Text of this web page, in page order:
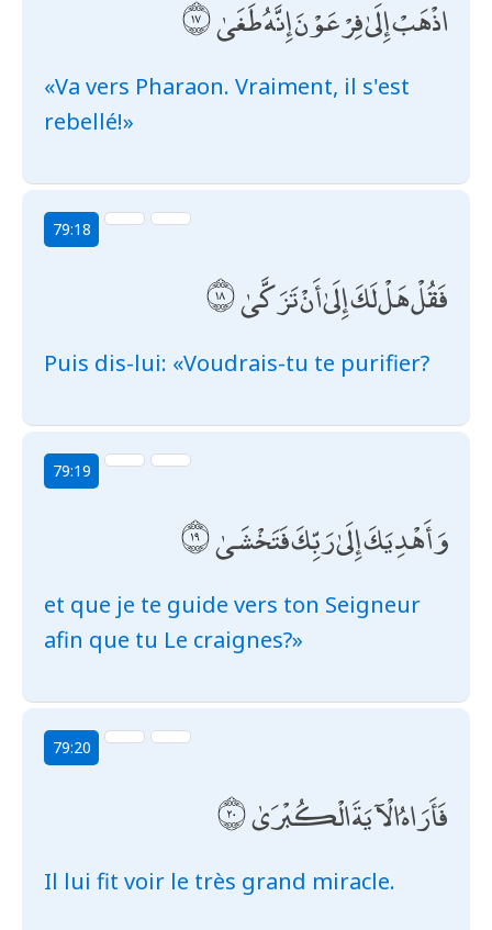
اذْهَبْ إِلَىٰ فِرْعَوْنَ إِنَّهُ طَغَىٰ
«Va vers Pharaon. Vraiment, il s'est
rebellé!»
79:18
فَقُلْ هَلْ لَكَ إِلَىٰ أَنْ تَزَكَّىٰ
Puis dis-lui: «Voudrais-tu te purifier?
79:19
وَأَهْدِيَكَ إِلَىٰ رَبِّكَ فَتَخْشَىٰ
et que je te guide vers ton Seigneur
afin que tu Le craignes?»
79:20
فَأَرَاهُ الْآيَةَ الْكُبْرَىٰ
Il lui fit voir le très grand miracle.